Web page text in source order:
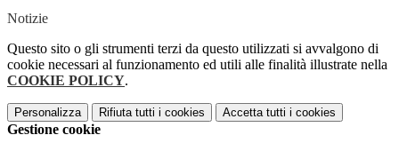
Notizie
Questo sito o gli strumenti terzi da questo utilizzati si avvalgono di
cookie necessari al funzionamento ed utili alle finalità illustrate nella
COOKIE POLICY.
Personalizza Rifiuta tutti i cookies Accetta tutti i cookies
Gestione cookie